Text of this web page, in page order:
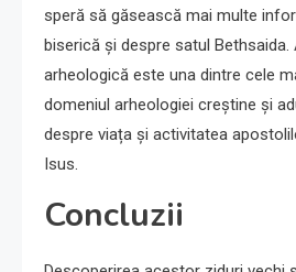
speră să găsească mai multe
biserică și despre satul
arheologică este una dintre cele
domeniul arheologiei creștine și
despre viața și activitatea
Isus.
Concluzii